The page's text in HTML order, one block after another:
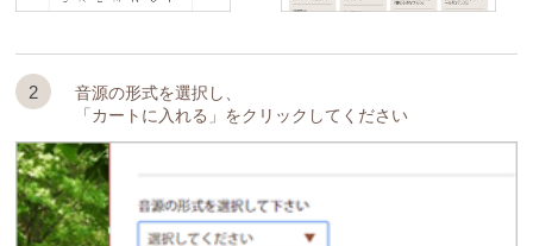
2
音源の形式を選択し、
「カートに入れる」をクリックしてください